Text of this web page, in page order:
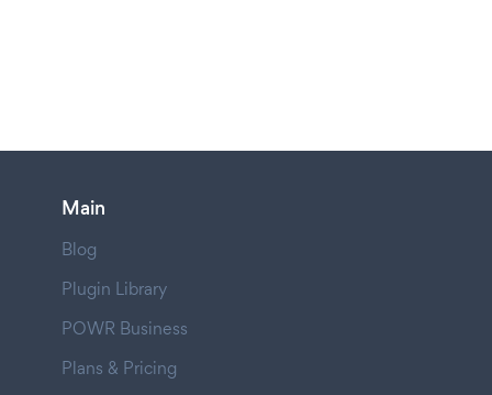
Main
Blog
Plugin Library
POWR Business
Plans & Pricing